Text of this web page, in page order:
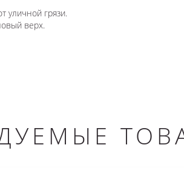
уличной грязи.
верх.